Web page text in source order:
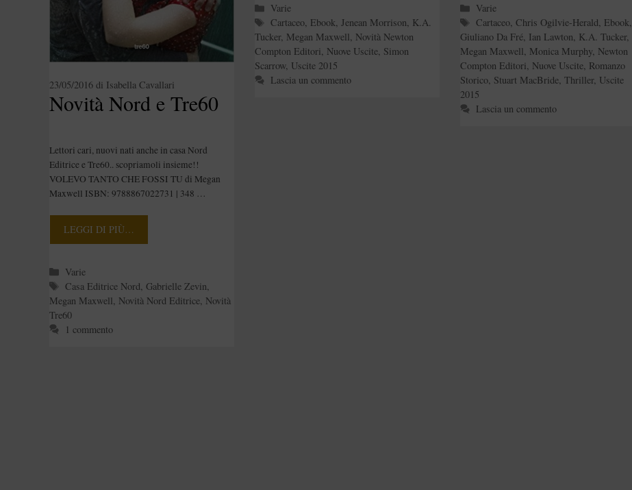
Novità Nord e Tre60
23/05/2016 di Isabella Cavallari
Lettori cari, nuovi nati anche in casa Nord
Editrice e Tre60.. scopriamoli insieme!!
VOLEVO TANTO CHE FOSSI TU di Megan
Maxwell ISBN: 9788867022731 | 348 …
LEGGI DI PIÙ…
Categorie
Varie
Tag
Casa Editrice Nord,Gabrielle Zevin,
Megan Maxwell, Novità Nord Editrice, Novità
Tre60
1 commento
Categorie
Varie
Tag
Cartaceo, Ebook,Jenean Morrison, K.A.
Tucker, Megan Maxwell, Novità Newton
Compton Editori, Nuove Uscite, Simon
Scarrow, Uscite 2015
Lascia un commento
Categorie
Varie
Tag
Cartaceo,Chris Ogilvie-Herald, Ebook,
Giuliano Da Fré, Ian Lawton, K.A. Tucker,
Megan Maxwell, Monica Murphy, Newton
Compton Editori, Nuove Uscite, Romanzo
Storico, Stuart MacBride, Thriller, Uscite
2015
Lascia un commento